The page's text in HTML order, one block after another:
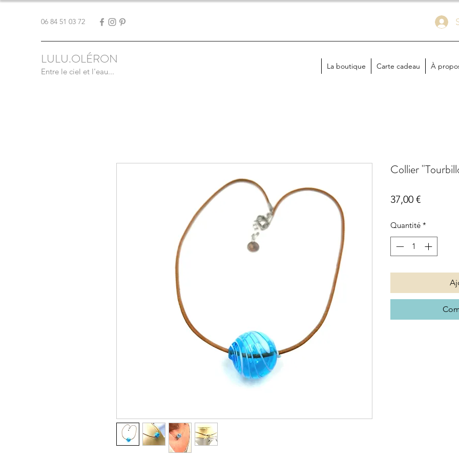
06 84 51 03 72
LULU.OLÉRON
Entre le ciel et l'eau...
La boutique Carte cadeau À
Collier
37,00 €Prix
Quantité *